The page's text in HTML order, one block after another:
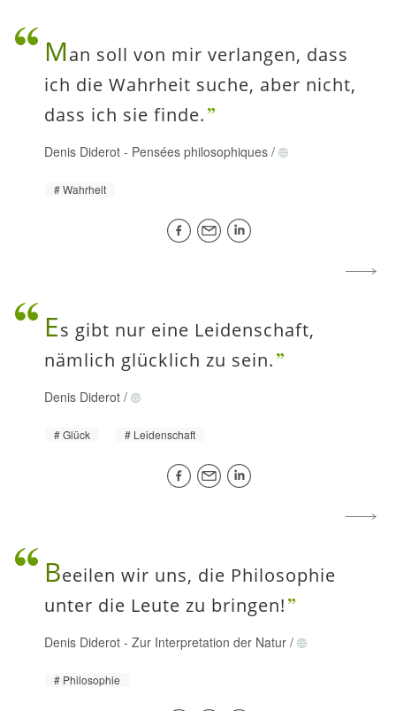
Man soll von mir verlangen, dass
ich die Wahrheit suche, aber nicht,
dass ich sie finde.
Denis Diderot - Pensées philosophiques /
Wahrheit
Es gibt nur eine Leidenschaft,
nämlich glücklich zu sein.
Denis Diderot /
Glück Leidenschaft
Beeilen wir uns, die Philosophie
unter die Leute zu bringen!
Denis Diderot - Zur Interpretation der Natur /
Philosophie